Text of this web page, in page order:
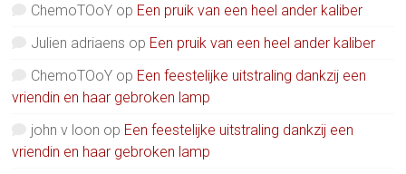
ChemoTOoY op Een pruik van een heel ander kaliber
Julien adriaens op Een pruik van een heel ander kaliber
ChemoTOoY op Een feestelijke uitstraling dankzij een
vriendin en haar gebroken lamp
john v loon op Een feestelijke uitstraling dankzij een
vriendin en haar gebroken lamp